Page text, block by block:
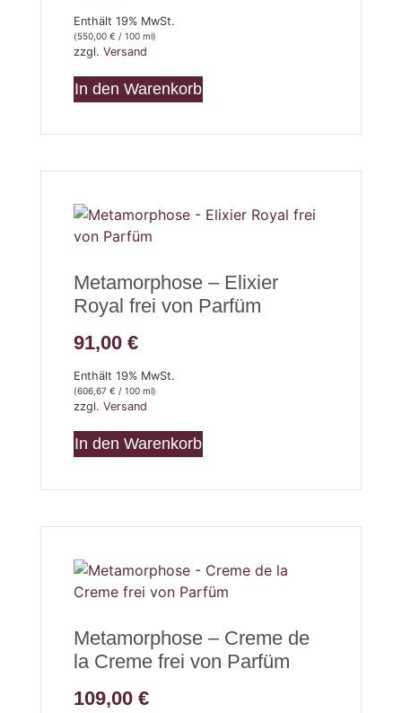
Enthält 19% MwSt.
(550,00 € / 100 ml)
zzgl. Versand
In den Warenkorb
Metamorphose – Elixier
Royal frei von Parfüm
91,00 €
Enthält 19% MwSt.
(606,67 € / 100 ml)
zzgl. Versand
In den Warenkorb
Metamorphose – Creme de
la Creme frei von Parfüm
109,00 €